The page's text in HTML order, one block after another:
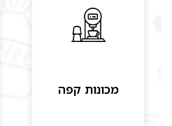
מכונות קפה